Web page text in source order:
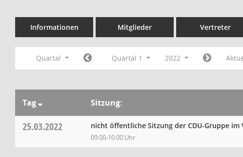
Informationen Mitglieder Vertreter
Quartal Quartal 1 2022
Tag Sitzung:
25.03.2022 nicht öffentliche Sitzung der CDU-Gruppe im
09:00-10:00 Uhr